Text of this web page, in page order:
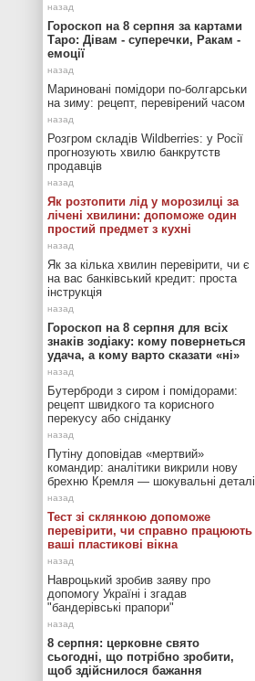
Гороскоп на 8 серпня за картами
Таро: Дівам - суперечки, Ракам -
емоції
Мариновані помідори по-болгарськи
на зиму: рецепт, перевірений часом
Розгром складів Wildberries: у Росії
прогнозують хвилю банкрутств
продавців
Як розтопити лід у морозилці за
лічені хвилини: допоможе один
простий предмет з кухні
Як за кілька хвилин перевірити, чи є
на вас банківський кредит: проста
інструкція
Гороскоп на 8 серпня для всіх
знаків зодіаку: кому повернеться
удача, а кому варто сказати «ні»
Бутерброди з сиром і помідорами:
рецепт швидкого та корисного
перекусу або сніданку
Путіну доповідав «мертвий»
командир: аналітики викрили нову
брехню Кремля — шокувальні деталі
Тест зі склянкою допоможе
перевірити, чи справно працюють
ваші пластикові вікна
Навроцький зробив заяву про
допомогу Україні і згадав
"бандерівські прапори"
8 серпня: церковне свято
сьогодні, що потрібно зробити,
щоб здійснилося бажання